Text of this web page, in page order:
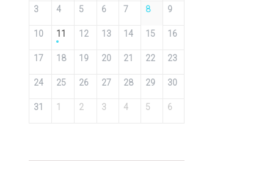
3 4 5 6 7 8 9
10 11 12 13 14 15 16
17 18 19 20 21 22 23
24 25 26 27 28 29 30
31 1 2 3 4 5 6